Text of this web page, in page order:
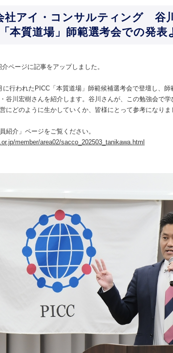
社アイ・コンサルティング 谷
本質道場」師範選考会での発表
ページに記事をアップしました。
われたPICC「本質道場」師範候補選考会で登壇し、師
谷川宏樹さんを紹介します。谷川さんが、この勉強会で
にどのように生かしていくか、皆様にとって参考になりま
紹介」ページをご覧ください。
member/area02/sacco_202503_tanikawa.html